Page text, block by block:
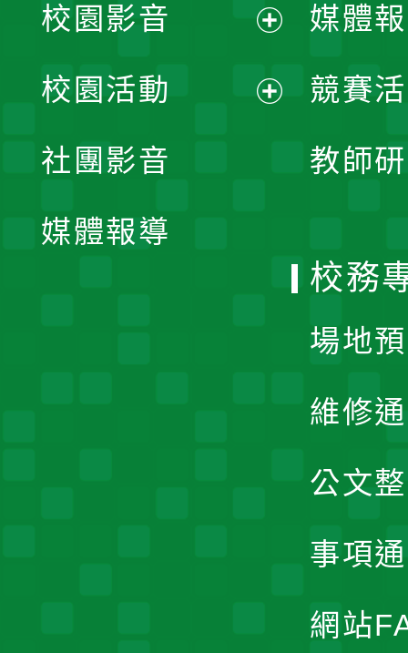
媒體
競賽
教師
校園影音
開
校園活動
社團影音
媒體報導
校務
場地
維修
公文
事項
網站